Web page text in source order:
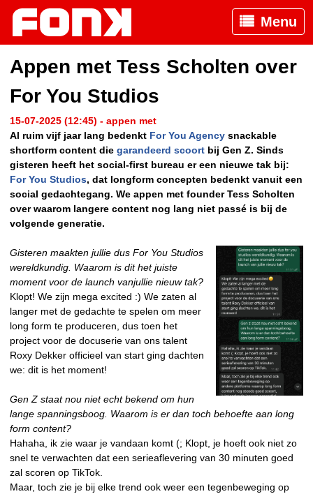
Menu
Appen met Tess Scholten over
For You Studios
15-07-2025 (12:45) - appen met
Al ruim vijf jaar lang bedenkt For You Agency snackable
shortform content die garandeerd scoort bij Gen Z. Sinds
gisteren heeft het social-first bureau er een nieuwe tak bij:
For You Studios, dat longform concepten bedenkt vanuit een
social gedachtegang. We appen met founder Tess Scholten
over waarom langere content nog lang niet passé is bij de
volgende generatie.
Gisteren maakten jullie dus For You Studios
wereldkundig. Waarom is dit het juiste
moment voor de launch vanjullie nieuw tak?
Klopt! We zijn mega excited :) We zaten al
langer met de gedachte te spelen om meer
long form te produceren, dus toen het
project voor de docuserie van ons talent
Roxy Dekker officieel van start ging dachten
we: dit is het moment!
Gen Z staat nou niet echt bekend om hun
lange spanningsboog. Waarom is er dan toch behoefte aan long
form content?
Hahaha, ik zie waar je vandaan komt (; Klopt, je hoeft ook niet zo
snel te verwachten dat een serieaflevering van 30 minuten goed
zal scoren op TikTok.
Maar, toch zie je bij elke trend ook weer een tegenbeweging op